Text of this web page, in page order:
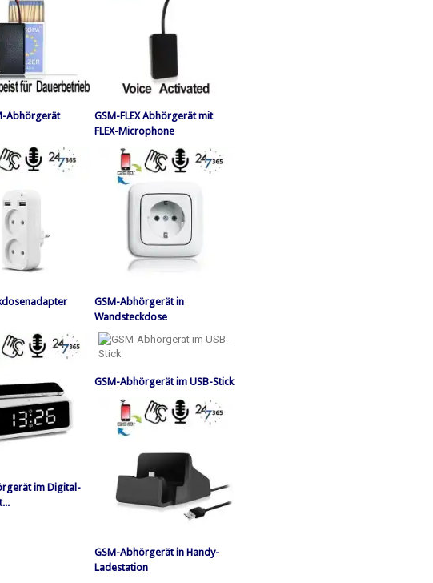
Abhörgerät
GSM-FLEX Abhörgerät mit
FLEX-Microphone
GSM-Abhörgerät in
Wandsteckdose
im Digital-
GSM-Abhörgerät im USB-Stick
GSM-Abhörgerät in Handy-
Ladestation